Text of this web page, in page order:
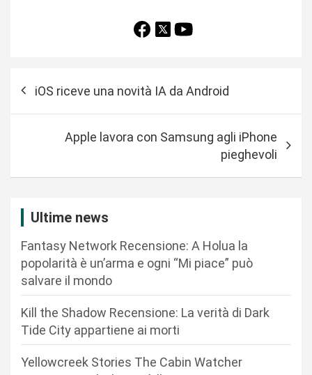
iOS riceve una novità IA da Android
Apple lavora con Samsung agli iPhone
pieghevoli
Ultime news
Fantasy Network Recensione: A Holua la
popolarità è un’arma e ogni “Mi piace” può
salvare il mondo
Kill the Shadow Recensione: La verità di Dark
Tide City appartiene ai morti
Yellowcreek Stories The Cabin Watcher